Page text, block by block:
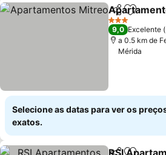
Partilhar
3 Estrelas
9,0 Excelente
a 0.5 km de
Mérida
Selecione as datas para ver os
exatos.
RSI